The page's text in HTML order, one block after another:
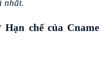
nhất.
chế của Cname